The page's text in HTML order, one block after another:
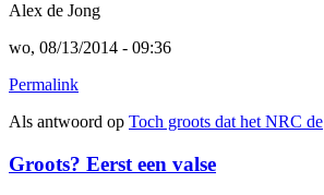
Alex de Jong
wo, 08/13/2014 - 09:36
Permalink
Als antwoord op Toch groots dat het NRC de
Groots? Eerst een valse